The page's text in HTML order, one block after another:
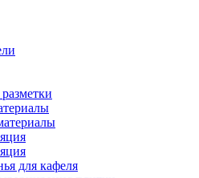
для кафеля